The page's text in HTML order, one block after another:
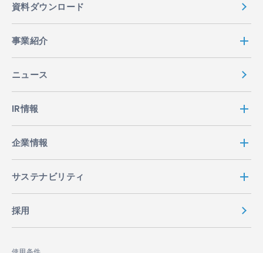
資料ダウンロード
事業紹介
ニュース
IR情報
企業情報
サステナビリティ
採用